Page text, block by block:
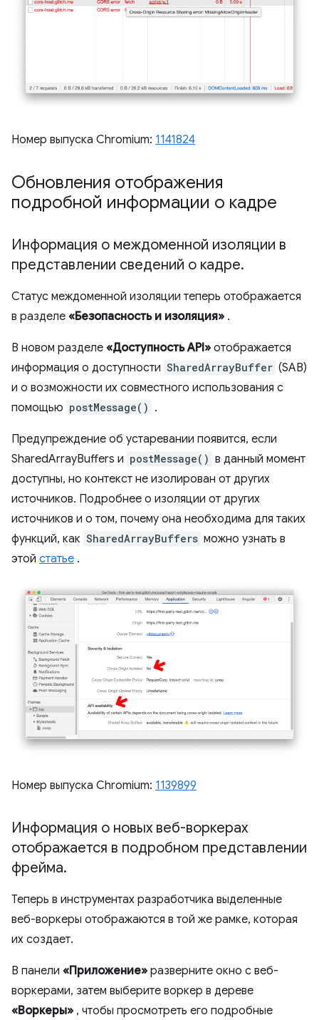
Номер выпуска Chromium: 1141824
Обновления отображения
подробной информации о кадре
Информация о междоменной изоляции в
представлении сведений о кадре.
Статус междоменной изоляции теперь отображается
в разделе «Безопасность и изоляция» .
В новом разделе «Доступность API» отображается
информация о доступности SharedArrayBuffer (SAB)
и о возможности их совместного использования с
помощью postMessage() .
Предупреждение об устаревании появится, если
SharedArrayBuffers и postMessage() в данный момент
доступны, но контекст не изолирован от других
источников. Подробнее о изоляции от других
источников и о том, почему она необходима для таких
функций, как SharedArrayBuffers можно узнать в
этой статье .
Номер выпуска Chromium: 1139899
Информация о новых веб-воркерах
отображается в подробном представлении
фрейма.
Теперь в инструментах разработчика выделенные
веб-воркеры отображаются в той же рамке, которая
их создает.
В панели «Приложение» разверните окно с веб-
воркерами, затем выберите воркер в дереве
«Воркеры» , чтобы просмотреть его подробные